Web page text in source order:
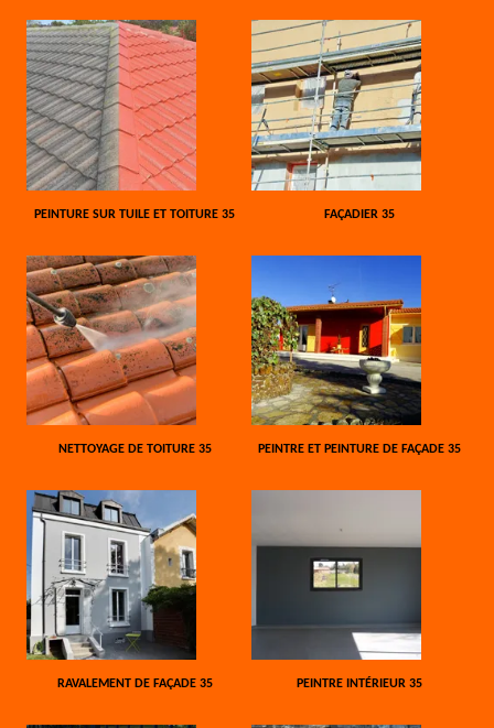
PEINTURE SUR TUILE ET TOITURE 35 FAÇADIER 35
NETTOYAGE DE TOITURE 35 PEINTRE ET PEINTURE DE FAÇADE 35
RAVALEMENT DE FAÇADE 35 PEINTRE INTÉRIEUR 35